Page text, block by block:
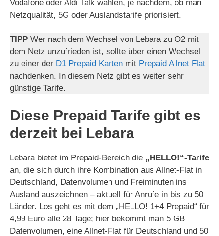
Vodafone oder Aldi Talk wählen, je nachdem, ob man
Netzqualität, 5G oder Auslandstarife priorisiert.
TIPP Wer nach dem Wechsel von Lebara zu O2 mit
dem Netz unzufrieden ist, sollte über einen Wechsel
zu einer der D1 Prepaid Karten mit Prepaid Allnet Flat
nachdenken. In diesem Netz gibt es weiter sehr
günstige Tarife.
Diese Prepaid Tarife gibt es
derzeit bei Lebara
Lebara bietet im Prepaid-Bereich die „HELLO!“-Tarife
an, die sich durch ihre Kombination aus Allnet-Flat in
Deutschland, Datenvolumen und Freiminuten ins
Ausland auszeichnen – aktuell für Anrufe in bis zu 50
Länder. Los geht es mit dem „HELLO! 1+4 Prepaid“ für
4,99 Euro alle 28 Tage; hier bekommt man 5 GB
Datenvolumen, eine Allnet-Flat für Deutschland und 50